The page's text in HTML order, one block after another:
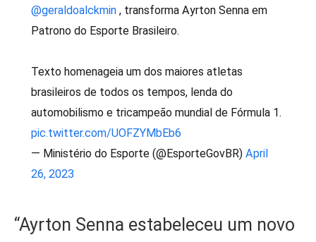
@geraldoalckmin , transforma Ayrton Senna em
Patrono do Esporte Brasileiro.
Texto homenageia um dos maiores atletas
brasileiros de todos os tempos, lenda do
automobilismo e tricampeão mundial de Fórmula 1.
pic.twitter.com/UOFZYMbEb6
— Ministério do Esporte (@EsporteGovBR)April
26, 2023
“Ayrton Senna estabeleceu um novo